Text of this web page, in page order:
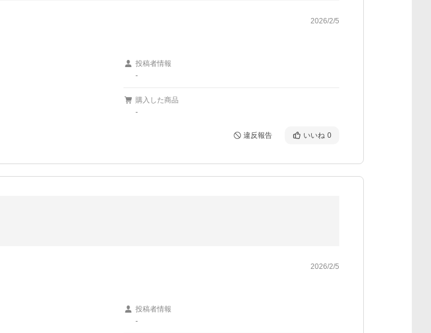
2026/2/5
投稿者情報
-
購入した商品
-
違反報告 いいね 0
2026/2/5
投稿者情報
-